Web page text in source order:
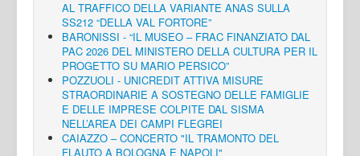
AL TRAFFICO DELLA VARIANTE ANAS SULLA
SS212 “DELLA VAL FORTORE”
BARONISSI - “IL MUSEO – FRAC FINANZIATO DAL
PAC 2026 DEL MINISTERO DELLA CULTURA PER IL
PROGETTO SU MARIO PERSICO”
POZZUOLI - UNICREDIT ATTIVA MISURE
STRAORDINARIE A SOSTEGNO DELLE FAMIGLIE
E DELLE IMPRESE COLPITE DAL SISMA
NELL’AREA DEI CAMPI FLEGREI
CAIAZZO – CONCERTO "IL TRAMONTO DEL
FLAUTO A BOLOGNA E NAPOLI"